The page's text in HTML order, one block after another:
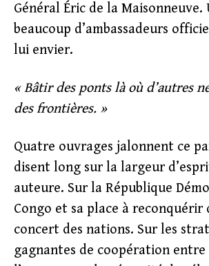
Général Éric de la Maisonneuve.
beaucoup d’ambassadeurs
lui envier.
« Bâtir des ponts là où d’autres
des frontières. »
Quatre ouvrages jalonnent ce
disent long sur la largeur
auteure. Sur la République
Congo et sa place à reconquérir
concert des nations. Sur les
gagnantes de coopération entre